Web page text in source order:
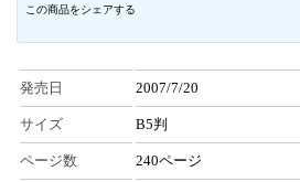
この商品をシェアする
発売日 2007/7/20
サイズ B5判
ページ数 240ページ